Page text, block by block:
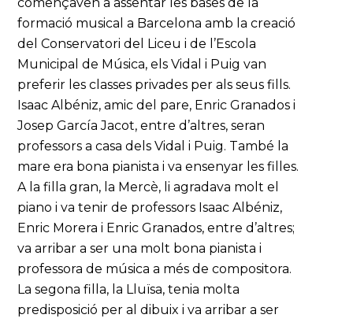
formació musical a Barcelona amb la creació
del Conservatori del Liceu i de l’Escola
Municipal de Música, els Vidal i Puig van
preferir les classes privades per als seus fills.
Isaac Albéniz, amic del pare, Enric Granados i
Josep García Jacot, entre d’altres, seran
professors a casa dels Vidal i Puig. També la
mare era bona pianista i va ensenyar les filles.
A la filla gran, la Mercè, li agradava molt el
piano i va tenir de professors Isaac Albéniz,
Enric Morera i Enric Granados, entre d’altres;
va arribar a ser una molt bona pianista i
professora de música a més de compositora.
La segona filla, la Lluïsa, tenia molta
predisposició per al dibuix i va arribar a ser